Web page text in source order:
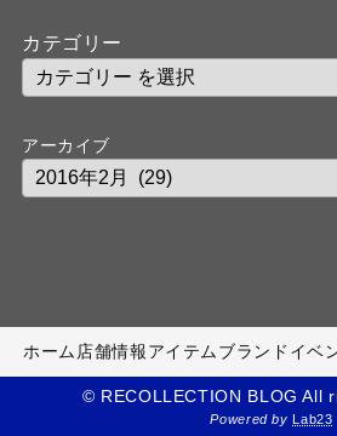
カテゴリー
アーカイブ
ホーム 店舗情報アイテムブランド イベ
© RECOLLECTION BLOG All
Powered byLab23